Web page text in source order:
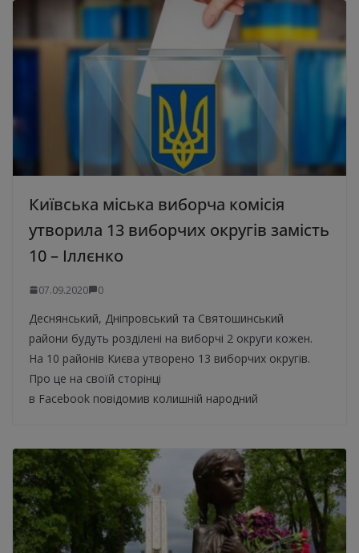
Київська міська виборча комісія
утворила 13 виборчих округів замість
10 – Іллєнко
07.09.2020 0
Деснянський, Дніпровський та Святошинський
райони будуть розділені на виборчі 2 округи кожен.
На 10 районів Києва утворено 13 виборчих округів.
Про це на своїй сторінці
в Facebook повідомив колишній народний